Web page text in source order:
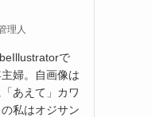
理人
で
婦。自画像は
あえて」カワ
私はオジサン